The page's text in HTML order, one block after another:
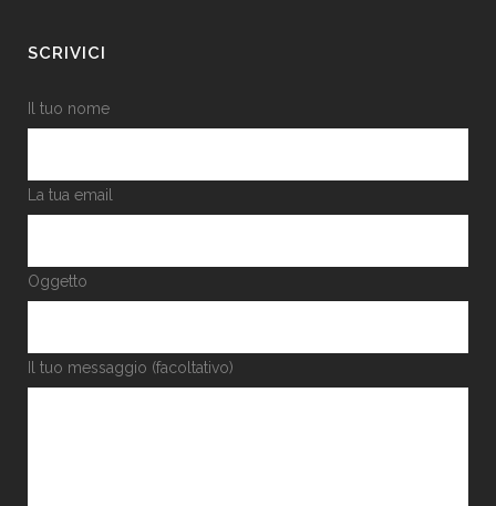
SCRIVICI
Il tuo nome
La tua email
Oggetto
Il tuo messaggio (facoltativo)